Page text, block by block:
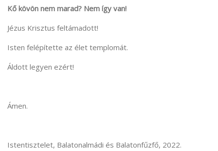
Kő kövön nem marad? Nem így van!
Jézus Krisztus feltámadott!
Isten felépítette az élet templomát.
Áldott legyen ezért!
Ámen.
Istentisztelet, Balatonalmádi és Balatonfűzfő, 2022.